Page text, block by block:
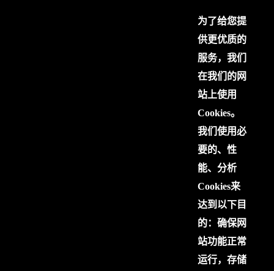
为了给您提
供更优质的
服务，我们
在我们的网
站上使用
Cookies。
我们使用必
要的、性
能、分析
Cookies来
达到以下目
的：确保网
站功能正常
运行，存储